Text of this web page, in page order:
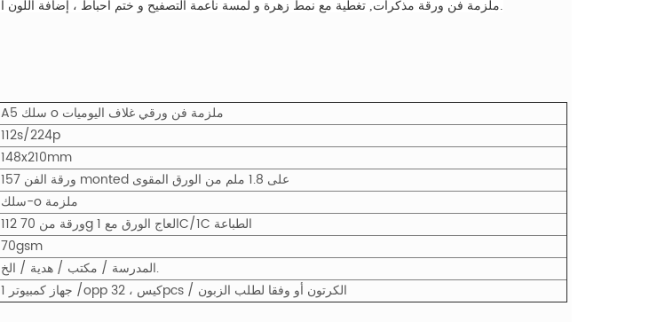
A5 سلك o ملزمة فن ورقي غلاف اليوميات
112s/224p
148x210mm
157 ورقة الفن monted على 1.8 ملم من الورق المقوى
سلك-o ملزمة
112 ورقة من 70g العاج الورق مع 1C/1C الطباعة
70gsm
المدرسة / مكتب / هدية / الخ.
1 جهاز كمبيوتر /opp كيس ، 32pcs / الكرتون أو وفقا لطلب الزبون